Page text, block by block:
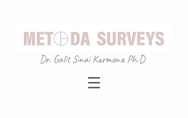
Dr. Galit Sinai Karmona Ph.D